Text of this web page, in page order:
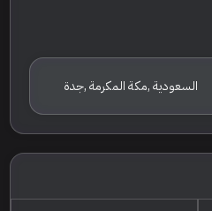
السعودية ,مكة المكرمة ,جدة